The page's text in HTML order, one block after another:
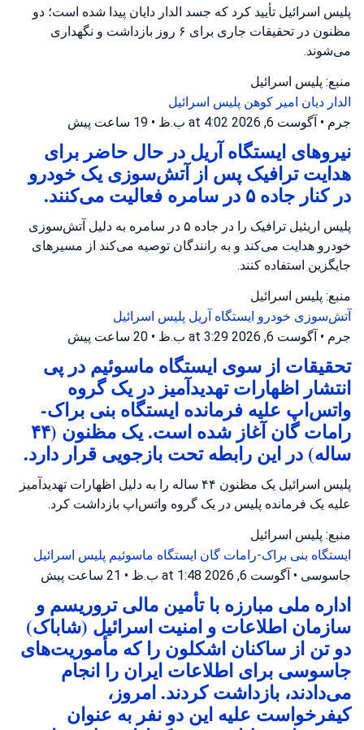
پلیس اسرائیل تأیید کرد که جسد الدار دایان پیدا شده است؛ دو
مظنون در تحقیقات جاری برای ۶ روز بازداشت و نگهداری
می‌شوند.
منبع: پلیس اسرائیل
الدار دیان امیر کوهن پلیس اسرائیل
جرم • آگوست 6, 2026 at 4:02 ب.ظ • 19 ساعت پیش
نیروهای ایستگاه آریل در حال حاضر برای
هدایت ترافیک پس از آتش‌سوزی یک خودرو
در کنار جاده ۵ در سامره فعالیت می‌کنند.
پلیس اریئیل ترافیک را در جاده ۵ در سامره به دلیل آتش‌سوزی
خودرو هدایت می‌کند و به رانندگان توصیه می‌کند از مسیرهای
جایگزین استفاده کنند.
منبع: پلیس اسرائیل
آتش‌سوزی خودرو ایستگاه آریل پلیس اسرائیل
جرم • آگوست 6, 2026 at 3:29 ب.ظ • 20 ساعت پیش
تحقیقات از سوی ایستگاه ماسوئیم در پی
انتشار اظهارات تهدیدآمیز در یک گروه
واتس‌اپ علیه فرمانده ایستگاه بنی براک-
رامات گان آغاز شده است. یک مظنون (۴۴
ساله) در این رابطه تحت بازجویی قرار دارد.
پلیس اسرائیل یک مظنون ۴۴ ساله را به دلیل اظهارات تهدیدآمیز
علیه یک فرمانده پلیس در یک گروه واتس‌اپ بازداشت کرد.
منبع: پلیس اسرائیل
ایستگاه بنی براک-رامات گان ایستگاه ماسوئیم پلیس اسرائیل
جاسوسی • آگوست 6, 2026 at 1:48 ب.ظ • 21 ساعت پیش
اداره ملی مبارزه با تأمین مالی تروریسم و
سازمان اطلاعات و امنیت اسرائیل (شاباک)
دو تن از ساکنان اشکلون را که مأموریت‌های
جاسوسی برای اطلاعات ایران را انجام
می‌دادند، بازداشت کردند. امروز،
کیفرخواست علیه این دو نفر به عنوان